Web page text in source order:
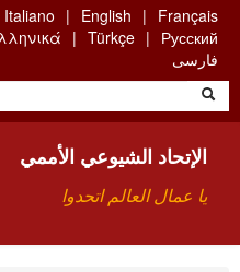
Skip
main
content
Français
English
Italiano
Русский
Türkçe
فارسی
الإتحاد الشيوعي الأممي
يا عمال العالم اتحدوا